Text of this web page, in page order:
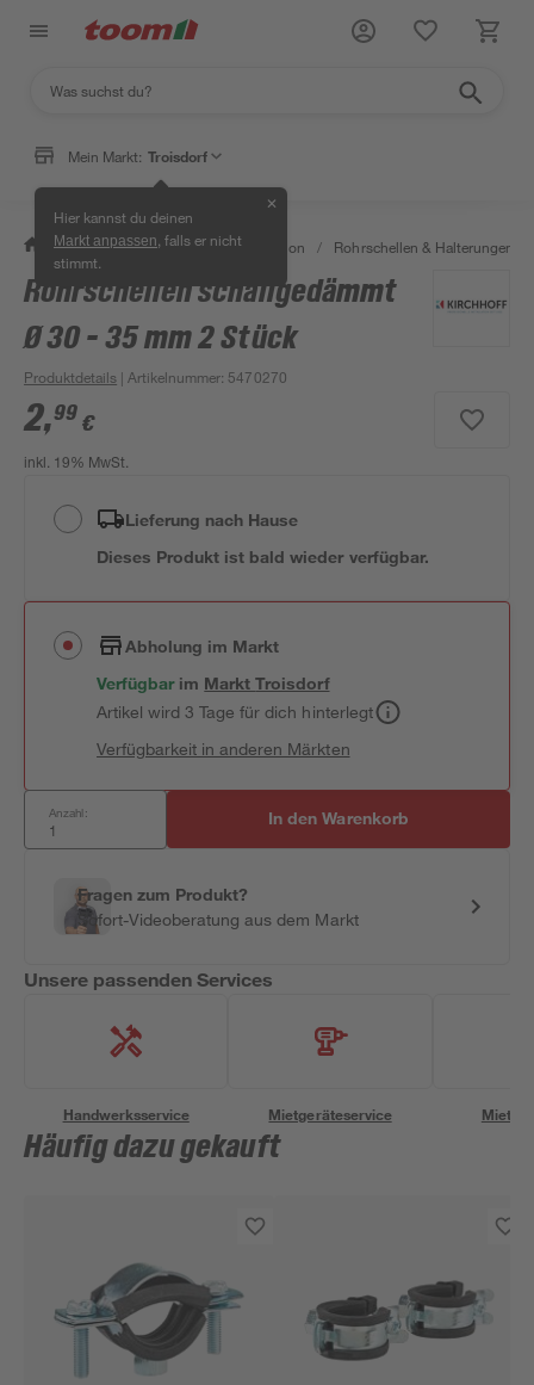
Mein Markt: Troisdorf
Hier kannst du deinen
Markt anpassen , falls er nicht
stimmt.
✕
/ Bad & Sanitär / Sanitärinstallation / Rohrschellen & Halterungen
Rohrschellen schallgedämmt
Ø 30 - 35 mm 2 Stück
Produktdetails | Artikelnummer: 5470270
2,99 €
inkl. 19% MwSt.
Lieferung nach Hause
Dieses Produkt ist bald wieder verfügbar.
Abholung im Markt
Verfügbar im MarktTroisdorf
Artikel wird 3 Tage für dich hinterlegt
Verfügbarkeit in anderen Märkten
Anzahl: In den Warenkorb
Fragen zum Produkt?
Sofort-Videoberatung aus dem Markt
Unsere passenden Services
Handwerksservice Mietgeräteservice
Häufig dazu gekauft